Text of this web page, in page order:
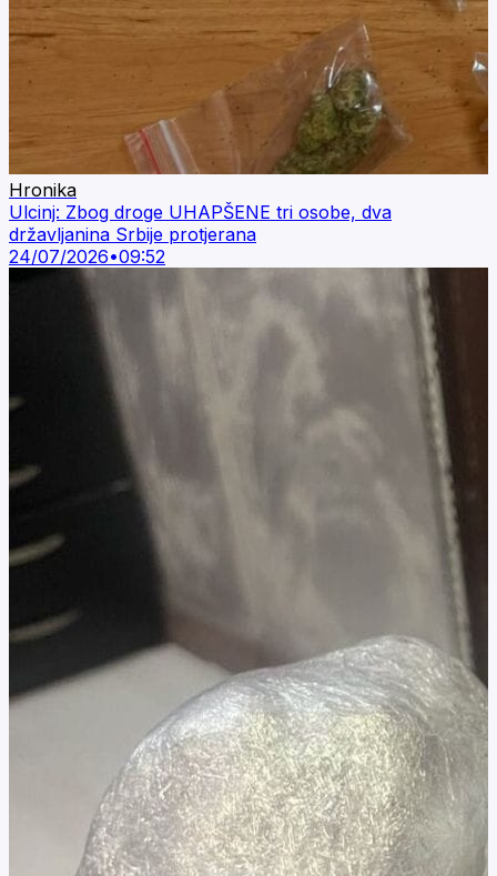
Hronika
Ulcinj: Zbog droge UHAPŠENE tri osobe, dva
državljanina Srbije protjerana
24/07/2026•09:52